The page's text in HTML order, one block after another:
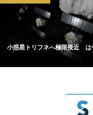
小惑星トリフネへ極限接近 は